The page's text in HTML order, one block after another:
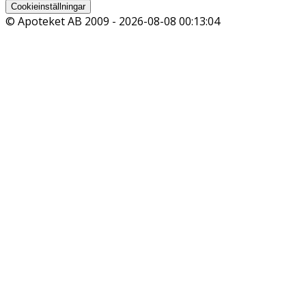
Cookieinställningar
© Apoteket AB 2009 - 2026-08-08 00:13:04